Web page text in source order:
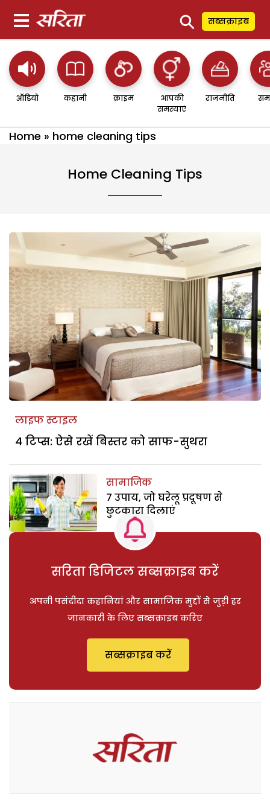
⚲ सब्सक्राइब
ऑडियो कहानी क्राइम
आपकी
समस्याएं
राजनीति
Home » home cleaning tips
Home Cleaning Tips
लाइफ स्टाइल
4 टिप्स: ऐसे रखें बिस्तर को साफ-सुथरा
सामाजिक
7 उपाय, जो घरेलू प्रदूषण से
छुटकारा दिलाएं
सरिता डिजिटल सब्सक्राइब करें
अपनी पसंदीदा कहानियां और सामाजिक मुद्दों से जुड़ी हर
जानकारी के लिए सब्सक्राइब करिए
सब्सक्राइब करें